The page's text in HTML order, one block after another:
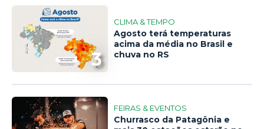
3
CLIMA & TEMPO
Agosto terá temperaturas
acima da média no Brasil e
chuva no RS
FEIRAS & EVENTOS
Churrasco da Patagônia e